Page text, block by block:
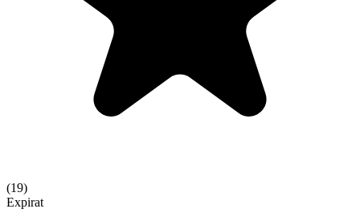
(19)
Expirat